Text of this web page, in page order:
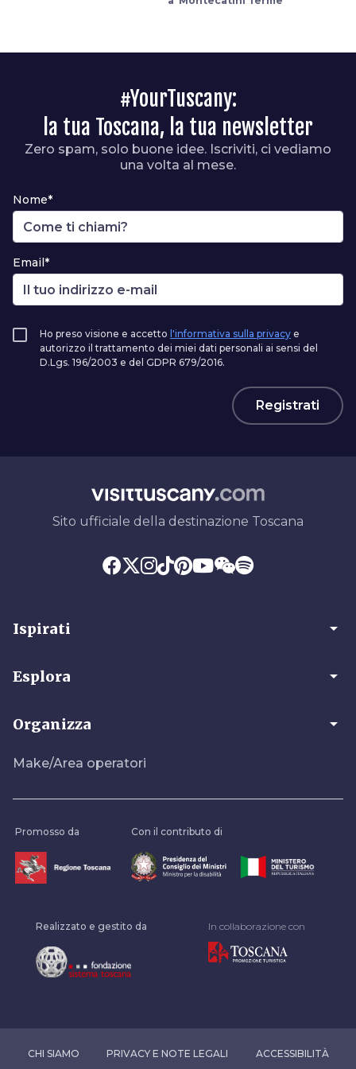
#YourTuscany:
la tua Toscana, la tua newsletter
Zero spam, solo buone idee. Iscriviti, ci vediamo
una volta al mese.
Nome*
Email*
Ho preso visione e accetto l'informativa sulla privacy e
autorizzo il trattamento dei miei dati personali ai sensi del
D.Lgs. 196/2003 e del GDPR 679/2016.
Registrati
Sito ufficiale della destinazione Toscana
Ispirati arrow_drop_down
Esplora arrow_drop_down
Organizza arrow_drop_down
Make/Area operatori
Promosso da Con il contributo di
Realizzato e gestito da In collaborazione con
CHI SIAMO PRIVACY E NOTE LEGALI ACCESSIBILITÀ